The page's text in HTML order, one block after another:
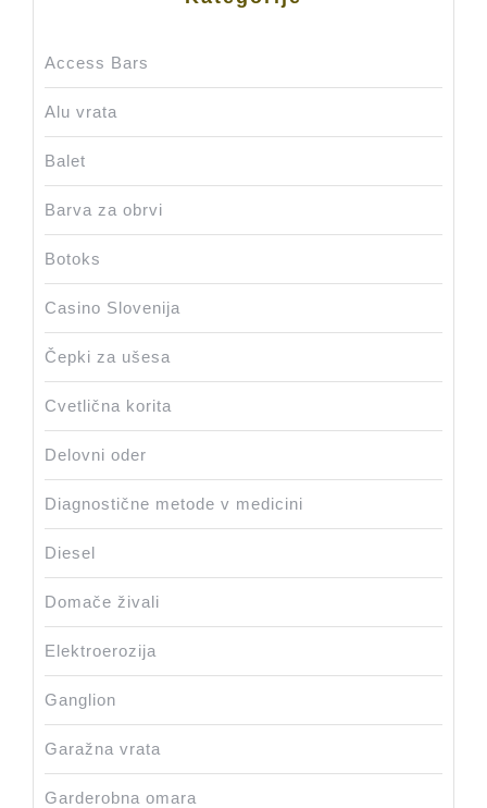
Access Bars
Alu vrata
Balet
Barva za obrvi
Botoks
Casino Slovenija
Čepki za ušesa
Cvetlična korita
Delovni oder
Diagnostične metode v medicini
Diesel
Domače živali
Elektroerozija
Ganglion
Garažna vrata
Garderobna omara